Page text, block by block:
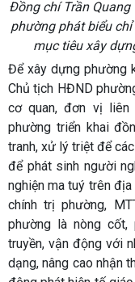
Đồng chí Trần
phường phát biểu
mục tiêu xây
Để xây dựng phường
Chủ tịch HĐND
cơ quan, đơn vị liên
phường triển khai
tranh, xử lý triệt để
để phát sinh người
nghiện ma tuý trên
chính trị phường,
phường là nòng
truyền, vận động với
dạng, nâng cao nhận